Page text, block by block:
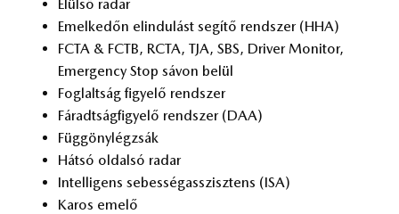
Elül­ső ra­dar
Emel­ke­dőn el­in­du­lást se­gí­tő rend­szer (HHA)
FCTA & FCTB, RCTA, TJA, SBS, Dri­ver Mo­ni­tor,
Emer­gency Stop sá­von be­lül
Fog­lalt­ság fi­gye­lő rend­szer
Fá­radt­ság­fi­gye­lő rend­szer (DAA)
Füg­göny­lég­zsák
Hát­só ol­dal­só ra­dar
In­tel­li­gens se­bes­ség­asszisz­tens (ISA)
Ka­ros eme­lő